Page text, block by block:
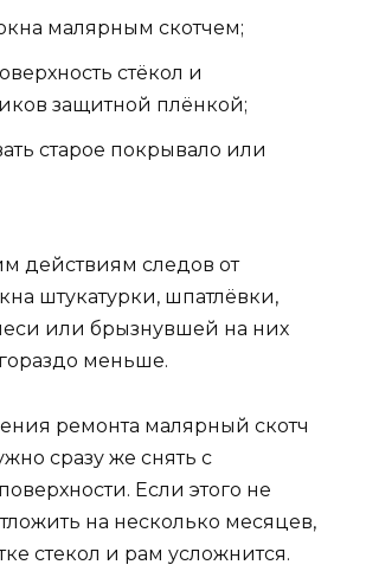
малярным скотчем;
стёкол и
защитной плёнкой;
старое покрывало или
действиям следов от
штукатурки, шпатлёвки,
или брызнувшей на них
меньше.
ремонта малярный скотч
сразу же снять с
Если этого не
на несколько месяцев,
стекол и рам усложнится.